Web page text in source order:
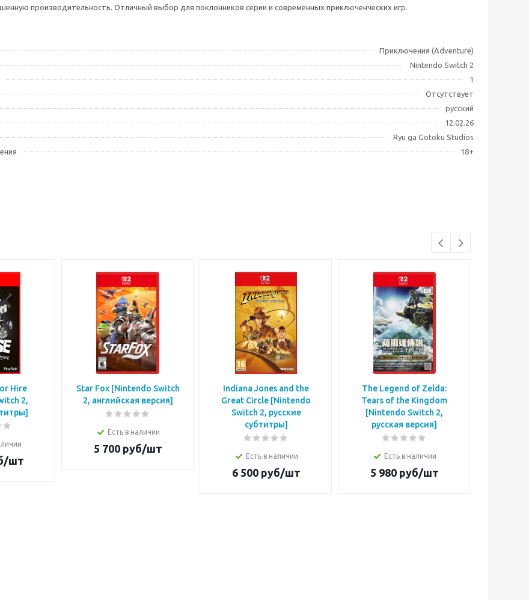
производительность. Отличный выбор для поклонников серии и современных приключенческих игр.
Приключения (Adventure)
Nintendo Switch 2
1
Отсутствует
русский
12.02.26
Ryu ga Gotoku Studios
18+
Hire
2,
шт
Star Fox [Nintendo Switch
2, английская версия]
Есть в наличии
5 700руб/шт
Indiana Jones and the
Great Circle [Nintendo
Switch 2, русские
субтитры]
Есть в наличии
6 500руб/шт
The Legend of Zelda:
Tears of the Kingdom
[Nintendo Switch 2,
русская версия]
Есть в наличии
5 980руб/шт